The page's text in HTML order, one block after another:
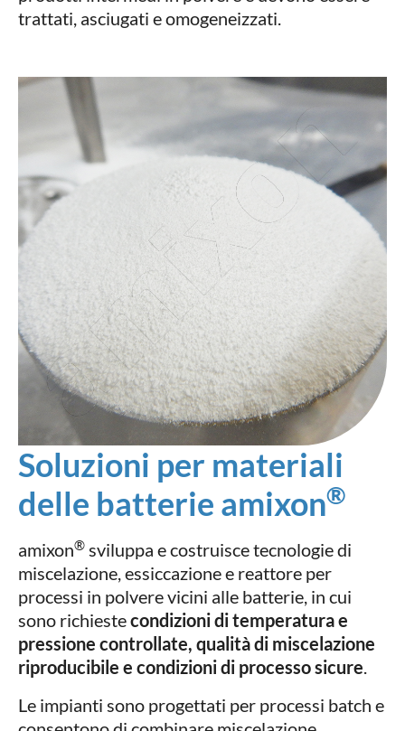
trattati, asciugati e omogeneizzati.
Soluzioni per materiali
delle batterie amixon®
amixon® sviluppa e costruisce tecnologie di
miscelazione, essiccazione e reattore per
processi in polvere vicini alle batterie, in cui
sono richiestecondizioni di temperatura e
pressione controllate, qualità di miscelazione
riproducibile e condizioni di processo sicure.
Le impianti sono progettati per processi batch e